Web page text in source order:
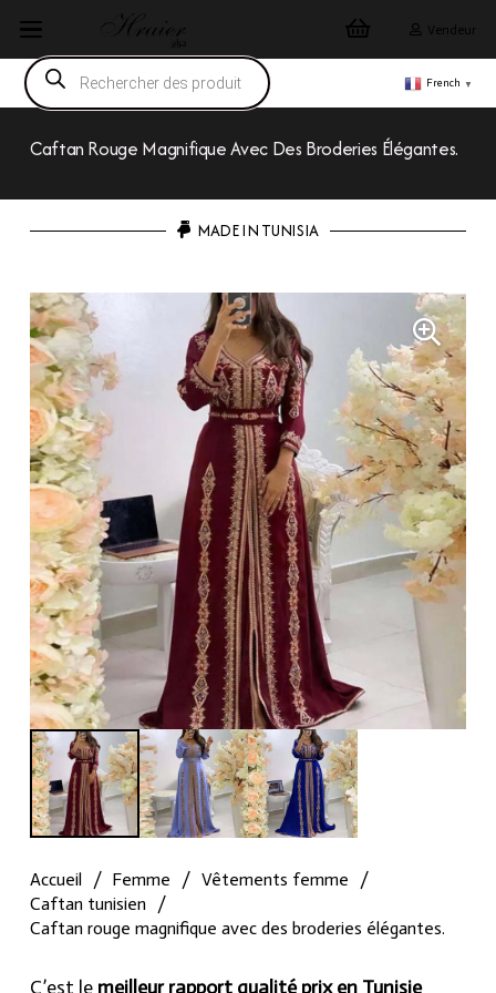
Vendeur
Recherche
de
produits
French ▼
Caftan Rouge Magnifique Avec Des Broderies Élégantes.
MADE IN TUNISIA
Accueil / Femme / Vêtements femme
/
Caftan tunisien /
Caftan rouge magnifique avec des broderies élégantes.
C’est le meilleur rapport qualité prix en Tunisie